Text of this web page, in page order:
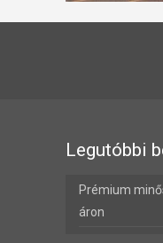
Legutóbbi
Prémium
áron